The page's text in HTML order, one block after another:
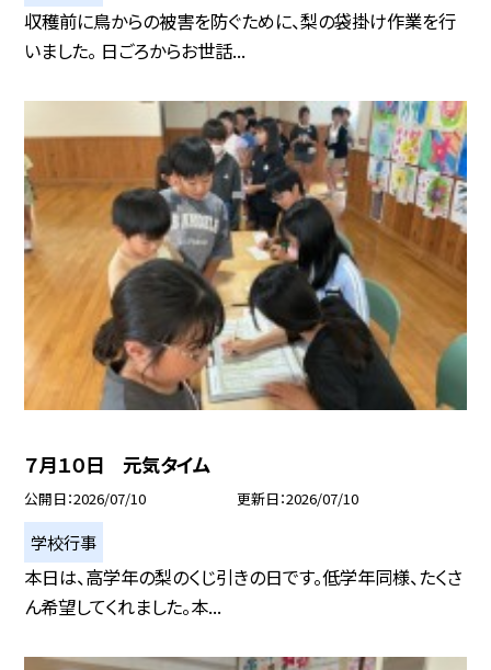
収穫前に鳥からの被害を防ぐために、梨の袋掛け作業を行
いました。 日ごろからお世話...
７月１０日 元気タイム
公開日 2026/07/10 更新日 2026/07/10
学校行事
本日は、高学年の梨のくじ引きの日です。低学年同様、たくさ
ん希望してくれました。本...